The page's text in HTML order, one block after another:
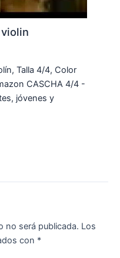
Talla 4/4, Color
CASCHA 4/4 -
jóvenes y
no será publicada. Los
con *